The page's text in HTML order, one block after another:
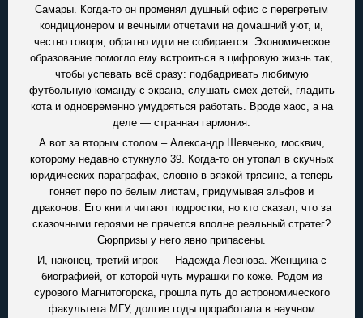
Самары. Когда-то он променял душный офис с перегретым
кондиционером и вечными отчетами на домашний уют, и,
честно говоря, обратно идти не собирается. Экономическое
образование помогло ему встроиться в цифровую жизнь так,
чтобы успевать всё сразу: подбадривать любимую
футбольную команду с экрана, слушать смех детей, гладить
кота и одновременно умудряться работать. Вроде хаос, а на
деле — странная гармония.
А вот за вторым столом – Александр Шевченко, москвич,
которому недавно стукнуло 39. Когда-то он утопал в скучных
юридических параграфах, словно в вязкой трясине, а теперь
гоняет перо по белым листам, придумывая эльфов и
драконов. Его книги читают подростки, но кто сказал, что за
сказочными героями не прячется вполне реальный стратег?
Сюрпризы у него явно припасены.
И, наконец, третий игрок — Надежда Леонова. Женщина с
биографией, от которой чуть мурашки по коже. Родом из
сурового Магнитогорска, прошла путь до астрономического
факультета МГУ, долгие годы проработала в научном